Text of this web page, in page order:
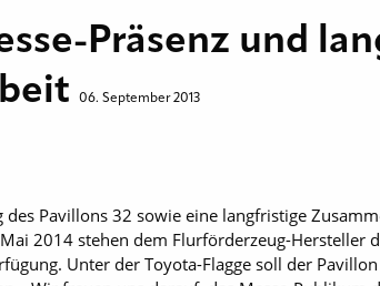
Präsenz und
06. September 2013
Pavillons 32 sowie eine langfristige
2014 stehen dem Flurförderzeug-Hersteller
Unter der Toyota-Flagge soll der